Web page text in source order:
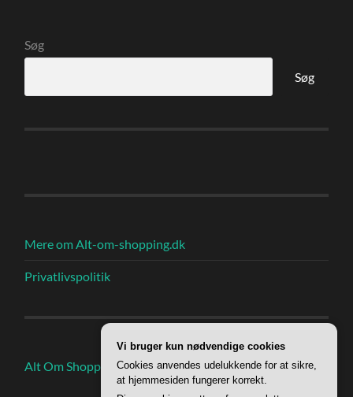
Søg
Søg
Mere om Alt-om-shopping.dk
Privatlivspolitik
Alt Om Shoppings Indlæg
Vi bruger kun nødvendige cookies
Cookies anvendes udelukkende for at sikre,
at hjemmesiden fungerer korrekt.